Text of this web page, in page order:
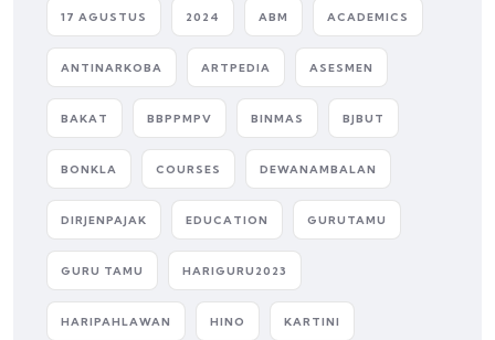
17 AGUSTUS 2024 ABM ACADEMICS
ANTINARKOBA ARTPEDIA ASESMEN
BAKAT BBPPMPV BINMAS BJBUT
BONKLA COURSES DEWANAMBALAN
DIRJENPAJAK EDUCATION GURUTAMU
GURU TAMU HARIGURU2023
HARIPAHLAWAN HINO KARTINI